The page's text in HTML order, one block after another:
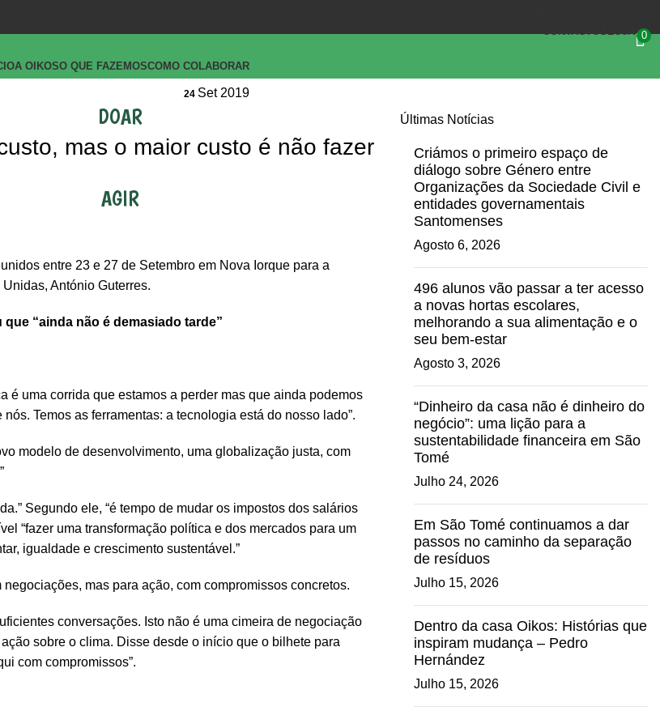
CONTACTOSLOJA 0
A OIKOSO QUE FAZEMOSCOMO COLABORAR
DOAR
AGIR
mas o maior custo é não fazer
24 Set 2019
entre 23 e 27 de Setembro em Nova Iorque para a
António Guterres.
“ainda não é demasiado tarde”
é uma corrida que estamos a perder mas que ainda podemos
Temos as ferramentas: a tecnologia está do nosso lado”.
modelo de desenvolvimento, uma globalização justa, com
Segundo ele, “é tempo de mudar os impostos dos salários
“fazer uma transformação política e dos mercados para um
igualdade e crescimento sustentável.”
mas para ação, com compromissos concretos.
conversações. Isto não é uma cimeira de negociação
sobre o clima. Disse desde o início que o bilhete para
com compromissos”.
Últimas Notícias
Criámos o primeiro espaço de
diálogo sobre Género entre
Organizações da Sociedade Civil e
entidades governamentais
Santomenses
Agosto 6, 2026
496 alunos vão passar a ter acesso
a novas hortas escolares,
melhorando a sua alimentação e o
seu bem-estar
Agosto 3, 2026
“Dinheiro da casa não é dinheiro do
negócio”: uma lição para a
sustentabilidade financeira em São
Tomé
Julho 24, 2026
Em São Tomé continuamos a dar
passos no caminho da separação
de resíduos
Julho 15, 2026
Dentro da casa Oikos: Histórias que
inspiram mudança – Pedro
Hernández
Julho 15, 2026